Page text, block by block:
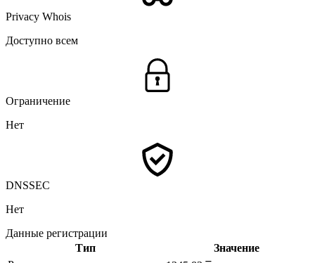
Privacy Whois
Доступно всем
Ограничение
Нет
DNSSEC
Нет
Данные регистрации
Тип
Значение